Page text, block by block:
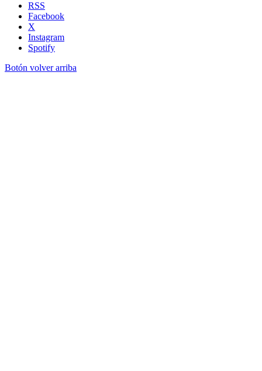
RSS
Facebook
X
Instagram
Spotify
Botón volver arriba